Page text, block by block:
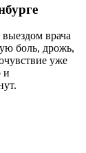
врача
боль, дрожь,
уже
и